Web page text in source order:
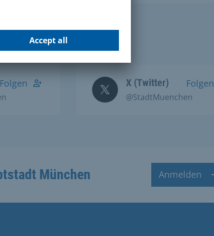
Folgen X (Twitter)
@StadtMuenchen
Folgen
München Anmelden